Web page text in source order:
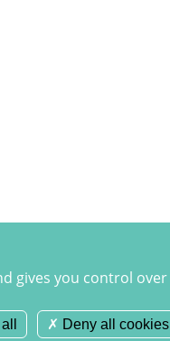
gives you control
Deny all cookies